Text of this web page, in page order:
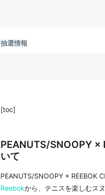
抽選情報
[toc]
PEANUTS/SNOOPY ×
いて
PEANUTS/SNOOPY × REEBOK
Reebokから、テニスを楽しむス